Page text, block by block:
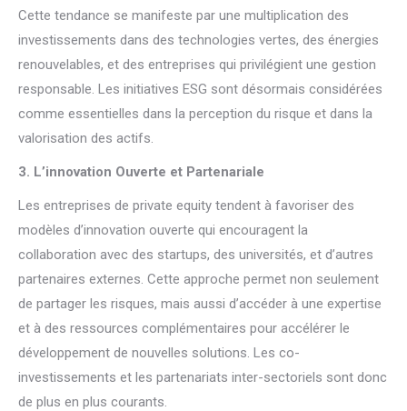
Cette tendance se manifeste par une multiplication des
investissements dans des technologies vertes, des énergies
renouvelables, et des entreprises qui privilégient une gestion
responsable. Les initiatives ESG sont désormais considérées
comme essentielles dans la perception du risque et dans la
valorisation des actifs.
3. L’innovation Ouverte et Partenariale
Les entreprises de private equity tendent à favoriser des
modèles d’innovation ouverte qui encouragent la
collaboration avec des startups, des universités, et d’autres
partenaires externes. Cette approche permet non seulement
de partager les risques, mais aussi d’accéder à une expertise
et à des ressources complémentaires pour accélérer le
développement de nouvelles solutions. Les co-
investissements et les partenariats inter-sectoriels sont donc
de plus en plus courants.